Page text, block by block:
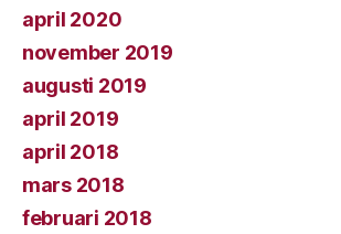
april 2020
november 2019
augusti 2019
april 2019
april 2018
mars 2018
februari 2018